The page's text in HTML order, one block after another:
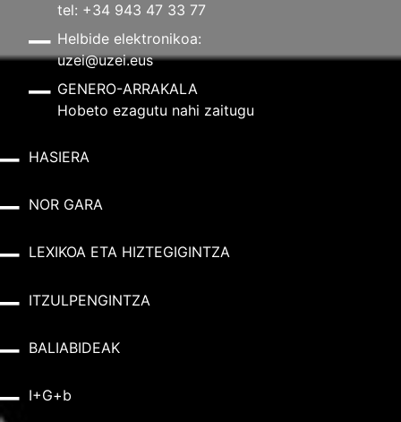
tel: +34 943 47 33 77
Helbide elektronikoa:
uzei@uzei.eus
GENERO-ARRAKALA
Hobeto ezagutu nahi zaitugu
HASIERA
NOR GARA
LEXIKOA ETA HIZTEGIGINTZA
ITZULPENGINTZA
BALIABIDEAK
I+G+b